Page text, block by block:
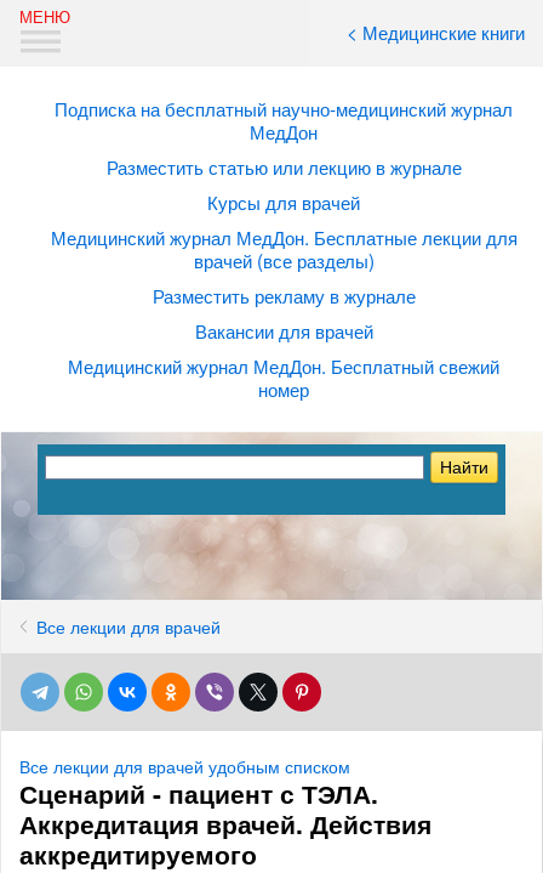
< Медицинские книги
Подписка на бесплатный научно-медицинский журнал
МедДон
Разместить статью или лекцию в журнале
Курсы для врачей
Медицинский журнал МедДон. Бесплатные лекции для
врачей (все разделы)
Разместить рекламу в журнале
Вакансии для врачей
Медицинский журнал МедДон. Бесплатный свежий
номер
Все лекции для врачей
Все лекции для врачей удобным списком
Сценарий - пациент с ТЭЛА.
Аккредитация врачей. Действия
аккредитируемого